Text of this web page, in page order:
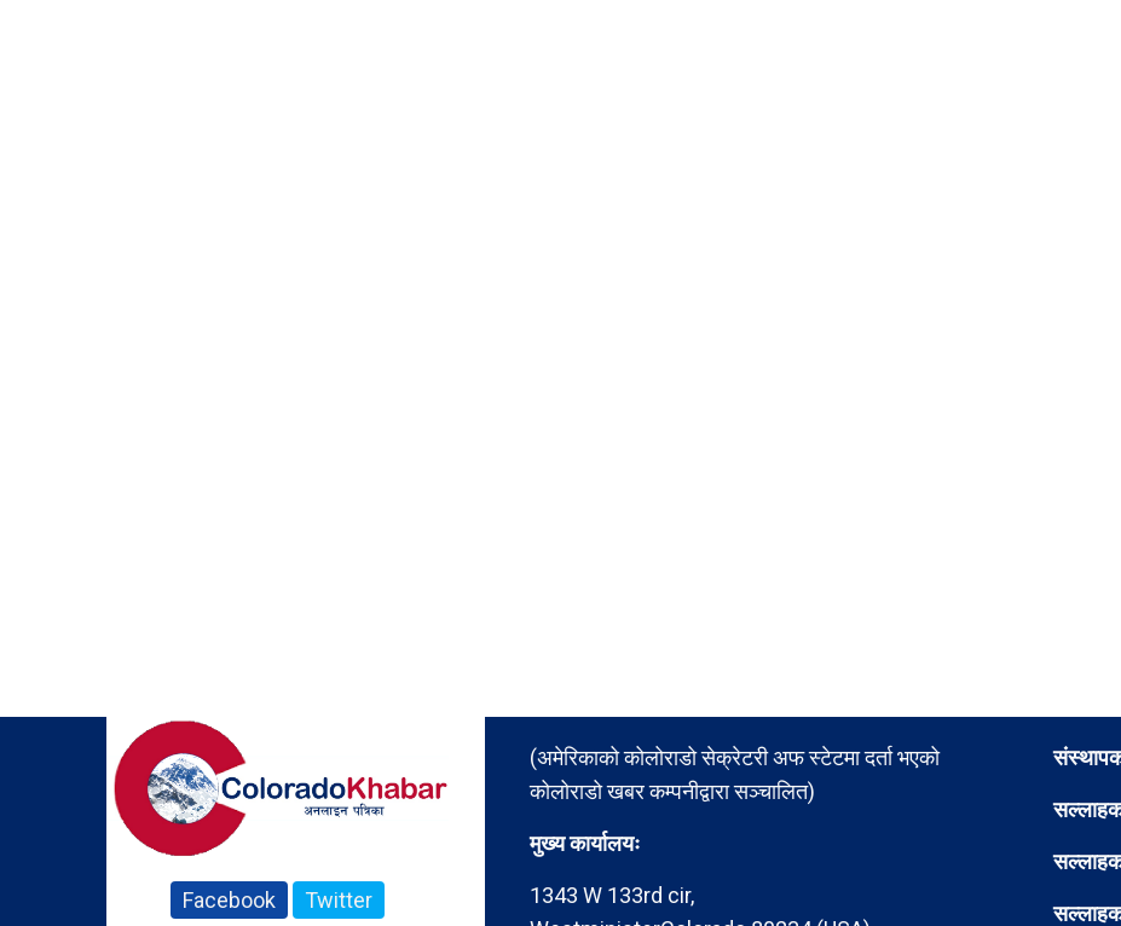
Facebook Twitter
(अमेरिकाको कोलोराडो सेक्रेटरी अफ स्टेटमा दर्ता भएको
कोलोराडो खबर कम्पनीद्वारा सञ्चालित)
मुख्य कार्यालयः
1343 W 133rd cir,